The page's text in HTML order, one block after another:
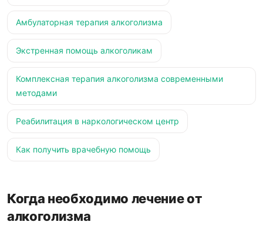
Амбулаторная терапия алкоголизма
Экстренная помощь алкоголикам
Комплексная терапия алкоголизма современными
методами
Реабилитация в наркологическом центр
Как получить врачебную помощь
Когда необходимо лечение от
алкоголизма